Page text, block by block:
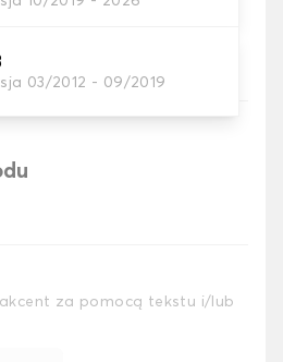
03/2012 - 09/2019
za pomocą tekstu i/lub